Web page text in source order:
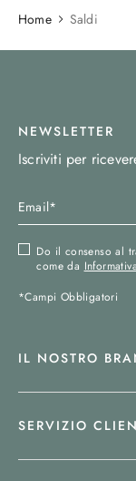
Home
Saldi
NEWSLETTER
Iscriviti per
Do il consenso al
come da
*Campi Obbligatori
IL NOSTRO
SERVIZIO